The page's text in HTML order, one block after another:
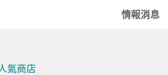
情報消息
氣商店